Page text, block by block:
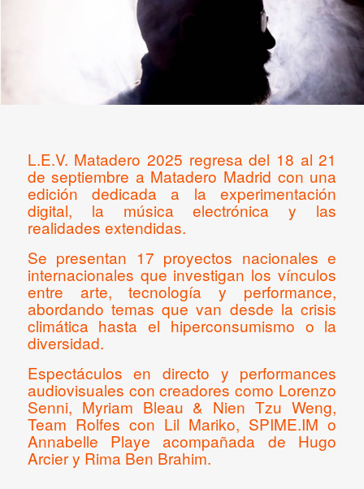
L.E.V. Matadero 2025 regresa del 18 al 21
de septiembre a Matadero Madrid con una
edición dedicada a la experimentación
digital, la música electrónica y las
realidades extendidas.
Se presentan 17 proyectos nacionales e
internacionales que investigan los vínculos
entre arte, tecnología y performance,
abordando temas que van desde la crisis
climática hasta el hiperconsumismo o la
diversidad.
Espectáculos en directo y performances
audiovisuales con creadores como Lorenzo
Senni, Myriam Bleau & Nien Tzu Weng,
Team Rolfes con Lil Mariko, SPIME.IM o
Annabelle Playe acompañada de Hugo
Arcier y Rima Ben Brahim.